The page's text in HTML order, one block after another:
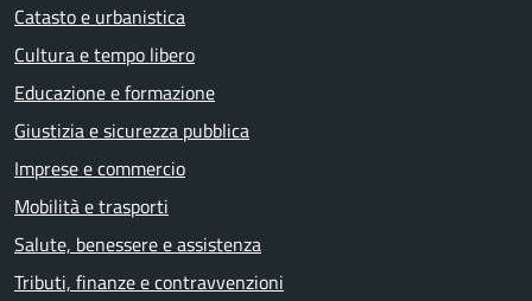
Catasto e urbanistica
Cultura e tempo libero
Educazione e formazione
Giustizia e sicurezza pubblica
Imprese e commercio
Mobilità e trasporti
Salute, benessere e assistenza
Tributi, finanze e contravvenzioni